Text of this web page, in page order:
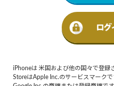
iPhoneは 米国および他の国々で登録
StoreはApple Inc.のサービスマークで